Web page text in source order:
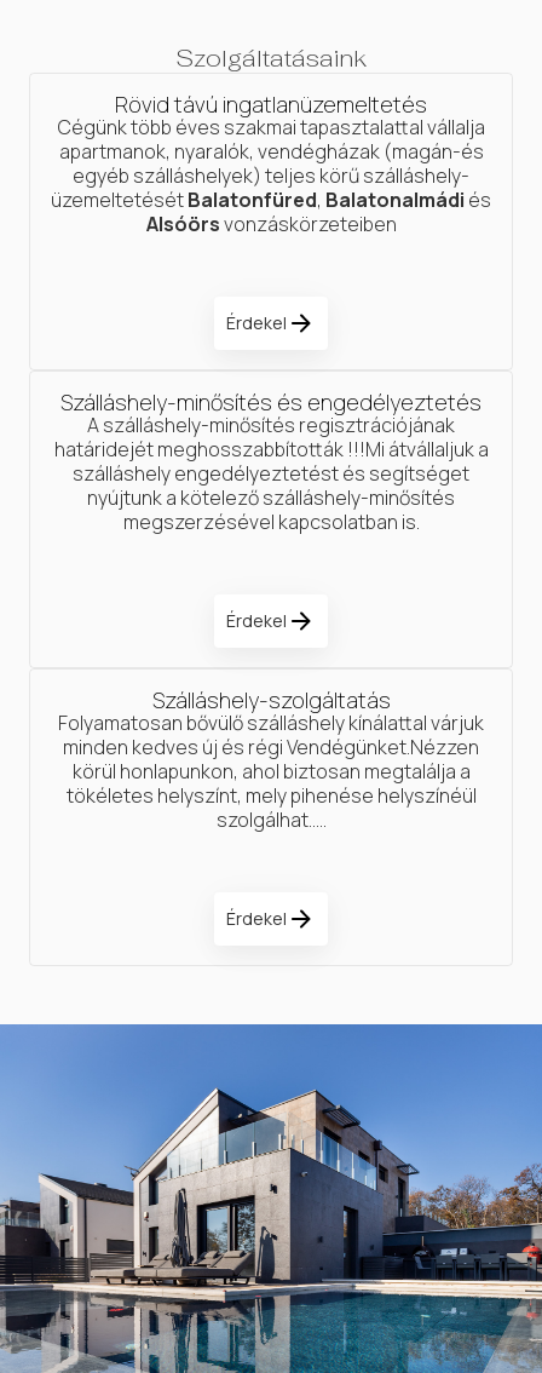
Szolgáltatásaink
Rövid távú ingatlanüzemeltetés
Cégünk több éves szakmai tapasztalattal vállalja
apartmanok, nyaralók, vendégházak (magán-és
egyéb szálláshelyek) teljes körű szálláshely-
üzemeltetésétBalatonfüred, Balatonalmádi és
Alsóörsvonzáskörzeteiben
Érdekel
Szálláshely-minősítés és engedélyeztetés
A szálláshely-minősítés regisztrációjának
határidejét meghosszabbították !!!Mi átvállaljuk a
szálláshely engedélyeztetést és segítséget
nyújtunk a kötelező szálláshely-minősítés
megszerzésével kapcsolatban is.
Érdekel
Szálláshely-szolgáltatás
Folyamatosan bővülő szálláshely kínálattal várjuk
minden kedves új és régi Vendégünket.Nézzen
körül honlapunkon, ahol biztosan megtalálja a
tökéletes helyszínt, mely pihenése helyszínéül
szolgálhat.....
Érdekel